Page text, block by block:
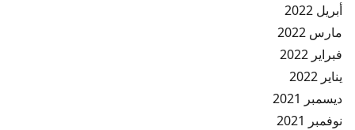
أبريل 2022
مارس 2022
فبراير 2022
يناير 2022
ديسمبر 2021
نوفمبر 2021